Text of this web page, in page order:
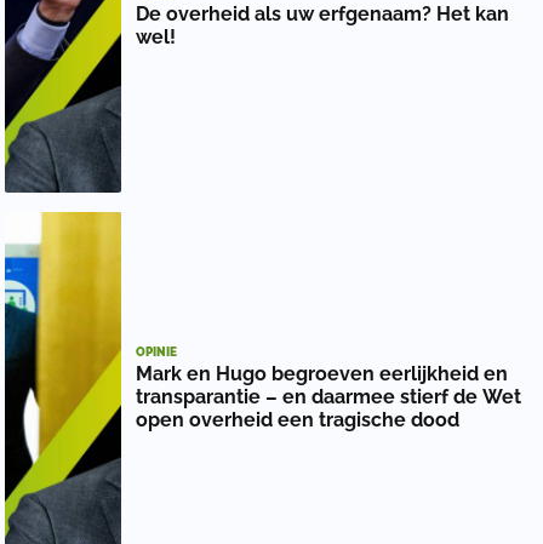
De overheid als uw erfgenaam? Het kan
wel!
OPINIE
Mark en Hugo begroeven eerlijkheid en
transparantie – en daarmee stierf de Wet
open overheid een tragische dood